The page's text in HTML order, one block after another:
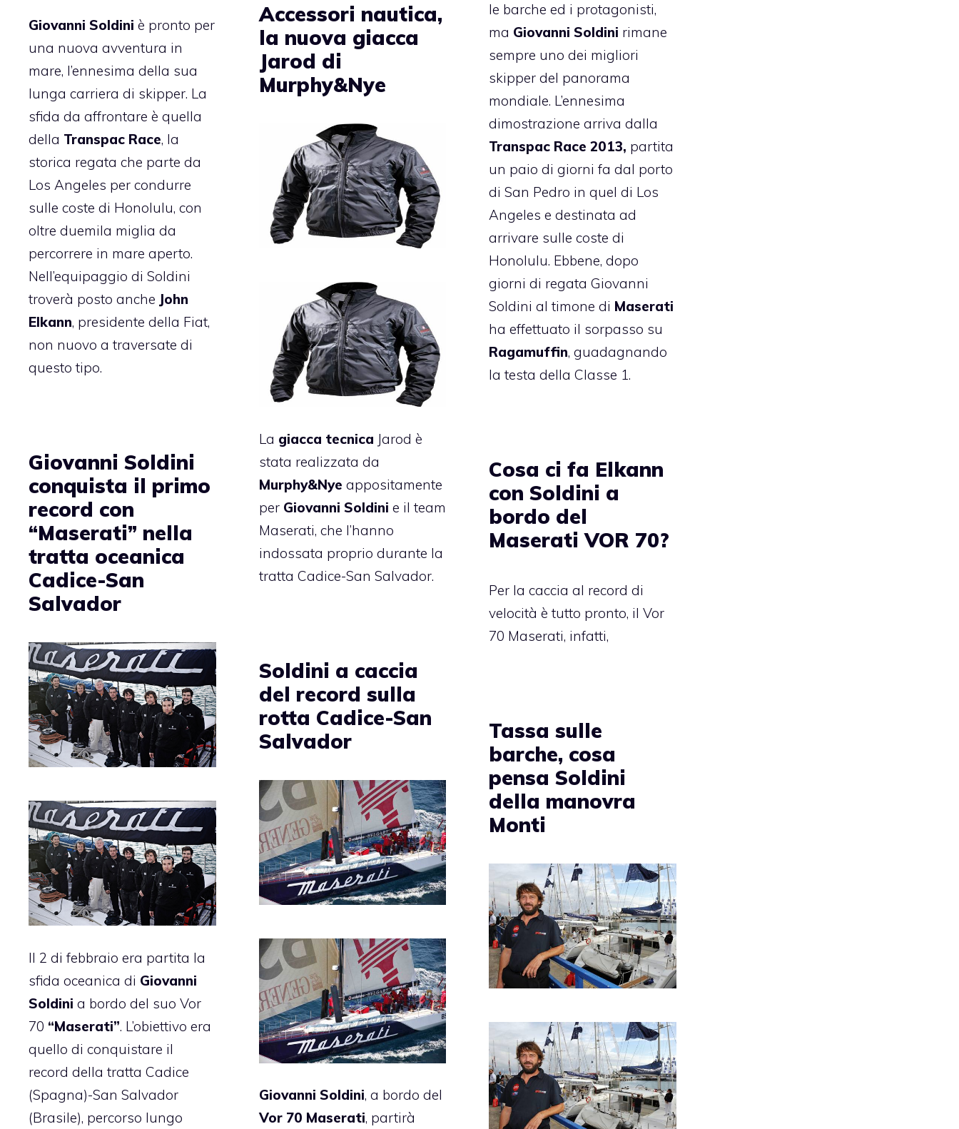
le barche ed i protagonisti,
ma Giovanni Soldini rimane
sempre uno dei migliori
skipper del panorama
mondiale. L’ennesima
dimostrazione arriva dalla
Transpac Race 2013, partita
un paio di giorni fa dal porto
di San Pedro in quel di Los
Angeles e destinata ad
arrivare sulle coste di
Honolulu. Ebbene, dopo
giorni di regata Giovanni
Soldini al timone di Maserati
ha effettuato il sorpasso su
Ragamuffin, guadagnando
la testa della Classe 1.
Giovanni Soldini è pronto per
una nuova avventura in
mare, l’ennesima della sua
lunga carriera di skipper. La
sfida da affrontare è quella
della Transpac Race, la
storica regata che parte da
Los Angeles per condurre
sulle coste di Honolulu, con
oltre duemila miglia da
percorrere in mare aperto.
Nell’equipaggio di Soldini
troverà posto anche John
Elkann, presidente della Fiat,
non nuovo a traversate di
questo tipo.
Accessori nautica,
la nuova giacca
Jarod di
Murphy&Nye
La giacca tecnica Jarod è
stata realizzata da
Murphy&Nye appositamente
per Giovanni Soldini e il team
Maserati, che l’hanno
indossata proprio durante la
tratta Cadice-San Salvador.
Giovanni Soldini
conquista il primo
record con
“Maserati” nella
tratta oceanica
Cadice-San
Salvador
Il 2 di febbraio era partita la
sfida oceanica di Giovanni
Soldini a bordo del suo Vor
70 “Maserati”. L’obiettivo era
quello di conquistare il
record della tratta Cadice
(Spagna)-San Salvador
(Brasile), percorso lungo
Cosa ci fa Elkann
con Soldini a
bordo del
Maserati VOR 70?
Per la caccia al record di
velocità è tutto pronto, il Vor
70 Maserati, infatti,
Soldini a caccia
del record sulla
rotta Cadice-San
Salvador
Giovanni Soldini, a bordo del
Vor 70 Maserati, partirà
Tassa sulle
barche, cosa
pensa Soldini
della manovra
Monti